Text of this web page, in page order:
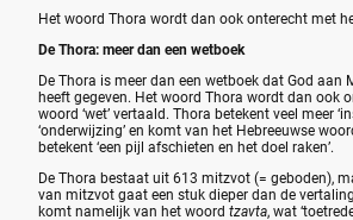
Het woord Thora wordt dan ook onterecht met
De Thora: meer dan een wetboek
De Thora is meer dan een wetboek dat God aan
heeft gegeven. Het woord Thora wordt dan ook
woord ‘wet’ vertaald. Thora betekent veel meer
‘onderwijzing’ en komt van het Hebreeuwse
betekent ‘een pijl afschieten en het doel raken’.
De Thora bestaat uit 613 mitzvot (= geboden),
van mitzvot gaat een stuk dieper dan de vertaling
komt namelijk van het woord tzavta, wat